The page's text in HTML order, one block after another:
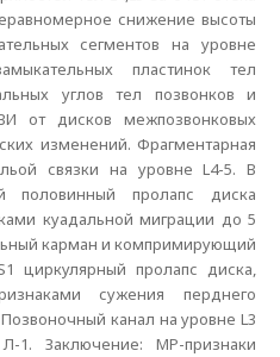
снижение высоты
сегментов на уровне
пластинок тел
углов тел позвонков и
от дисков межпозвонковых
изменений. Фрагментарная
связки на уровне L4-5. В
половинный пролапс диска
куадальной миграции до 5
карман и компримирующий
циркулярный пролапс диска,
сужения перднего
канал на уровне L3
1. Заключение: МР-признаки